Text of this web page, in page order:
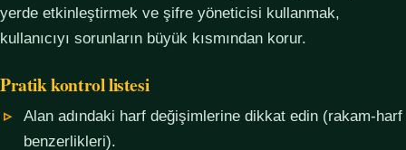
yerde etkinleştirmek ve şifre yöneticisi kullanmak,
kullanıcıyı sorunların büyük kısmından korur.
Pratik kontrol listesi
Alan adındaki harf değişimlerine dikkat edin (rakam-harf
benzerlikleri).